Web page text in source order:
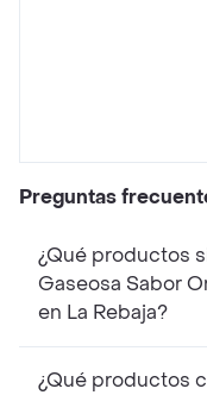
Preguntas
¿Qué productos
Gaseosa Sabor
en La Rebaja?
¿Qué productos